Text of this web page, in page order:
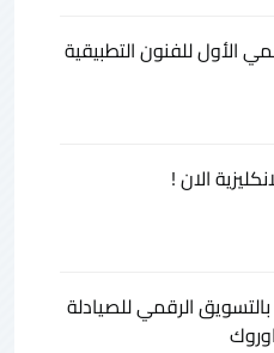
الأول للفنون التطبيقية
الان !
الرقمي للصيادلة